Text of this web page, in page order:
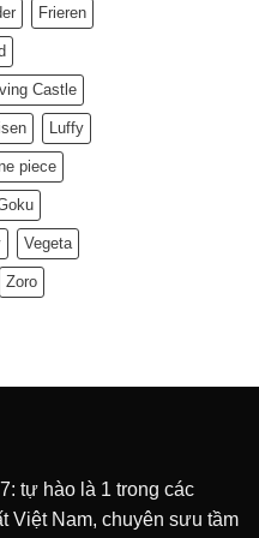
Frieren
Castle
Luffy
piece
Vegeta
Zoro
tự hào là 1 trong các
Việt Nam, chuyên sưu tầm